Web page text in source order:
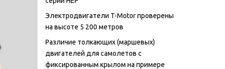
Электродвигатели T-Motor проверены
на высоте 5 200 метров
Различие толкающих (маршевых)
двигателей для самолетов с
фиксированным крылом на примере